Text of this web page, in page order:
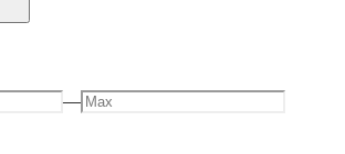
—